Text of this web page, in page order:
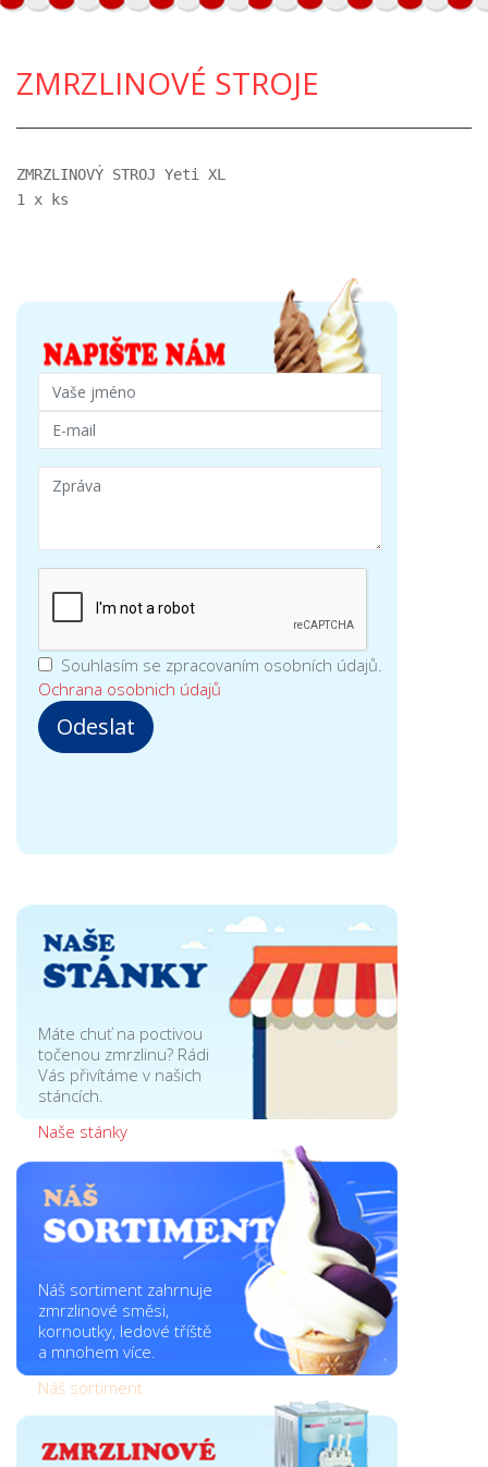
ZMRZLINOVÉ STROJE
ZMRZLINOVÝ STROJ Yeti XL
1 x ks
Souhlasím se zpracovaním osobních údajů.
Ochrana osobnich údajů
Odeslat
Máte chuť na poctivou
točenou zmrzlinu? Rádi
Vás přivítáme v našich
stáncích.
Naše stánky
Náš sortiment zahrnuje
zmrzlinové směsi,
kornoutky, ledové tříště
a mnohem více.
Náš sortiment